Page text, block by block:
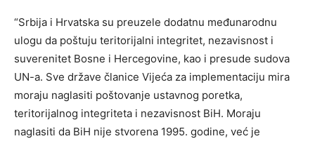
“Srbija i Hrvatska su preuzele dodatnu međunarodnu
ulogu da poštuju teritorijalni integritet, nezavisnost i
suverenitet Bosne i Hercegovine, kao i presude sudova
UN-a. Sve države članice Vijeća za implementaciju mira
moraju naglasiti poštovanje ustavnog poretka,
teritorijalnog integriteta i nezavisnost BiH. Moraju
naglasiti da BiH nije stvorena 1995. godine, već je